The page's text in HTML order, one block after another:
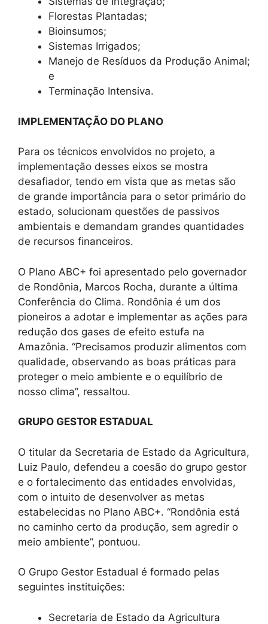
Florestas Plantadas;
Bioinsumos;
Sistemas Irrigados;
Manejo de Resíduos da Produção Animal;
e
Terminação Intensiva.
IMPLEMENTAÇÃO DO PLANO
Para os técnicos envolvidos no projeto, a
implementação desses eixos se mostra
desafiador, tendo em vista que as metas são
de grande importância para o setor primário do
estado, solucionam questões de passivos
ambientais e demandam grandes quantidades
de recursos financeiros.
O Plano ABC+ foi apresentado pelo governador
de Rondônia, Marcos Rocha, durante a última
Conferência do Clima. Rondônia é um dos
pioneiros a adotar e implementar as ações para
redução dos gases de efeito estufa na
Amazônia. “Precisamos produzir alimentos com
qualidade, observando as boas práticas para
proteger o meio ambiente e o equilíbrio de
nosso clima”, ressaltou.
GRUPO GESTOR ESTADUAL
O titular da Secretaria de Estado da Agricultura,
Luiz Paulo, defendeu a coesão do grupo gestor
e o fortalecimento das entidades envolvidas,
com o intuito de desenvolver as metas
estabelecidas no Plano ABC+. “Rondônia está
no caminho certo da produção, sem agredir o
meio ambiente”, pontuou.
O Grupo Gestor Estadual é formado pelas
seguintes instituições:
Secretaria de Estado da Agricultura